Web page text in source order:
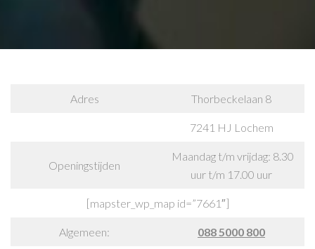
Adres Thorbeckelaan 8
7241 HJ Lochem
Openingstijden
Maandag t/m vrijdag: 8.30
uur t/m 17.00 uur
[mapster_wp_map id=”7661″]
Algemeen: 088 5000 800